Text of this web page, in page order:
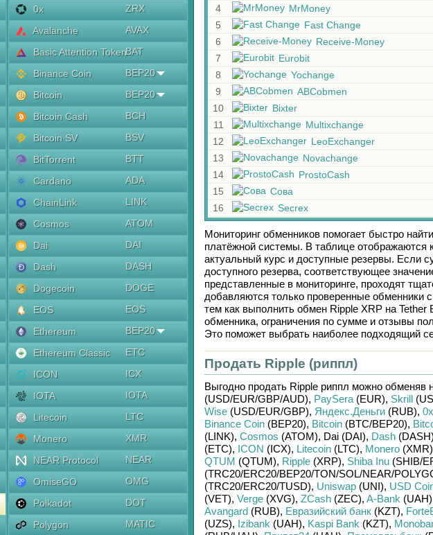
0x
ZRX
Avalanche
AVAX
Basic Attention TokenBAT
Binance Coin
BEP20
Bitcoin
BEP20
Bitcoin Cash
BCH
Bitcoin SV
BSV
BitTorrent
BTT
Cardano
ADA
ChainLink
LINK
Cosmos
ATOM
Dai
DAI
Dash
DASH
Dogecoin
DOGE
EOS
EOS
Ethereum
BEP20
Ethereum Classic
ETC
ICON
ICX
IOTA
IOTA
Litecoin
LTC
Monero
XMR
NEAR Protocol
NEAR
OmiseGO
OMG
Polkadot
DOT
Polygon
MATIC
4 MrMoney
5 Fast Change
6 Receive-Money
7 Eurobit
8 Yochange
9 ABCobmen
10 Bixter
11 Multixchange
12 LeoExchanger
13 Novachange
14 ProstoCash
15 Сова
16 Secrex
Мониторинг обменников помогает быстро
платёжной системы. В таблице отображаются
актуальный курс и доступные резервы. Если
доступного резерва, соответствующее
представленные в мониторинге, проходят
добавляются только проверенные обменники
тем как выполнить обмен Ripple XRPна Tether
обменника, ограничения по сумме и отзывы
Это поможет выбрать наиболее подходящий
Продать Ripple (риппл)
Выгодно продать Ripple риппл можно обменяв
(USD/EUR/GBP/AUD), PaySera(EUR), Skrill
Wise(USD/EUR/GBP), Яндекс.Деньги(RUB), 0x
Binance Coin(BEP20), Bitcoin(BTC/BEP20),
(LINK), Cosmos (ATOM), Dai (DAI), Dash(DASH)
(ETC), ICON (ICX), Litecoin(LTC), Monero(XMR)
QTUM (QTUM), Ripple(XRP), Shiba Inu(SHIB/
(TRC20/ERC20/BEP20/TON/SOL/NEAR/
(TRC20/ERC20/TUSD), Uniswap(UNI), USD
(VET), Verge(XVG), ZCash(ZEC), A-Bank (UAH)
Avangard(RUB), Евразийский банк(KZT),
(UZS), Izibank (UAH), Kaspi Bank (KZT),